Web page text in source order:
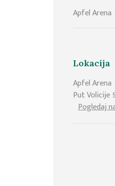
Apfel Arena
Lokacija
Apfel Arena
Put Volicije 5
Pogledaj